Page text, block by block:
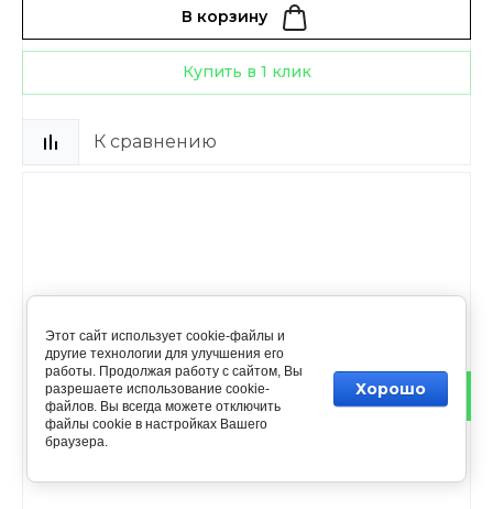
В корзину
Купить в 1 клик
К сравнению
Этот сайт использует cookie-файлы и
другие технологии для улучшения его
работы. Продолжая работу с сайтом, Вы
разрешаете использование cookie-
файлов. Вы всегда можете отключить
файлы cookie в настройках Вашего
браузера.
Хорошо